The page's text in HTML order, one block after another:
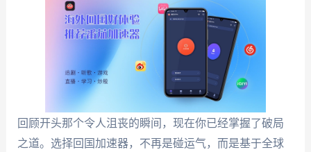
回顾开头那个令人沮丧的瞬间，现在你已经掌握了破局
之道。选择回国加速器，不再是碰运气，而是基于全球